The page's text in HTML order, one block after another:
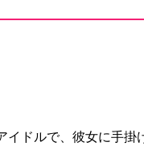
ドルで、彼女に手掛